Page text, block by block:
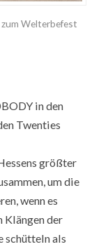
Welterbefest
in den
Twenties
größter
um die
wenn es
Klängen der
schütteln als